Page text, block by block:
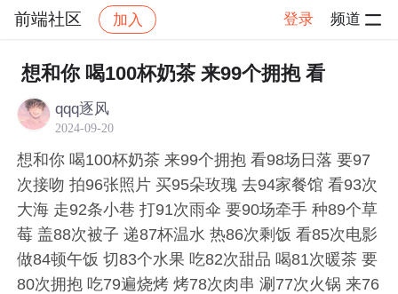
前端社区 加入 登录 频道
社区 前端社区 感慨 帖子详情
想和你 喝100杯奶茶 来99个拥抱 看
qqq逐风
2024-09-20
想和你 喝100杯奶茶 来99个拥抱 看98场日落 要97
次接吻 拍96张照片 买95朵玫瑰 去94家餐馆 看93次
大海 走92条小巷 打91次雨伞 要90场牵手 种89个草
莓 盖88次被子 递87杯温水 热86次剩饭 看85次电影
做84顿午饭 切83个水果 吃82次甜品 喝81次暖茶 要
80次拥抱 吃79遍烧烤 烤78次肉串 涮77次火锅 来76